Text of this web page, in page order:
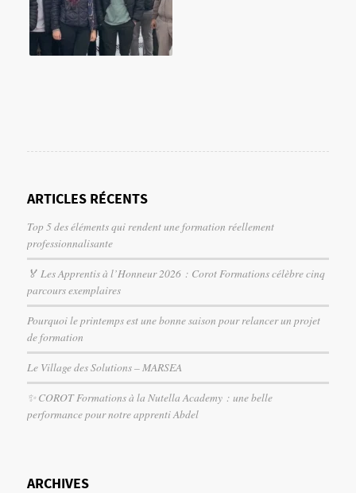
ARTICLES RÉCENTS
Top 5 des éléments qui rendent une formation réellement
professionnalisante
🏅 Les Apprentis à l’Honneur 2026 : Corot Formations célèbre cinq
parcours exemplaires
Pourquoi le printemps est une bonne saison pour relancer un projet
de formation
Le Village des Solutions – MARSEA
✨ COROT Formations à la Nutella Academy : une belle
performance pour notre apprenti Abdel
ARCHIVES